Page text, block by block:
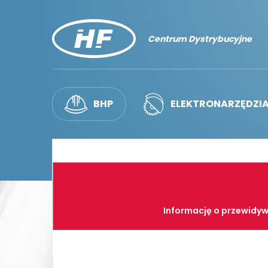
Centrum Dystrybucyjne
BHP
Informację o